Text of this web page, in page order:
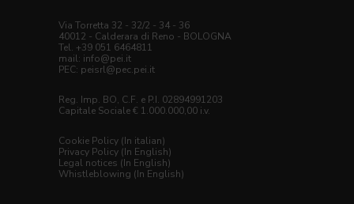
Via Torretta 32 - 32/2 - 34 - 36
40012 - Calderara di Reno - BOLOGNA
Tel. +39 051 6464811
mail: info@pei.it
PEC: peisrl@pec.pei.it
Reg. Imp. BO, C.F. e P.I. 02894991203
Capitale Sociale € 1.000.000,00 i.v.
Cookie Policy (In italian)
Privacy Policy (In English)
Legal notices (In English)
Whistleblowing (In English)